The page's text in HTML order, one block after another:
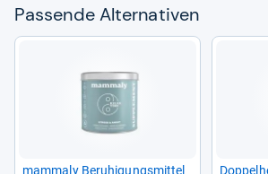
Pas­sende Alter­na­ti­ven
mam­maly Beru­hi­gungs­mit­tel